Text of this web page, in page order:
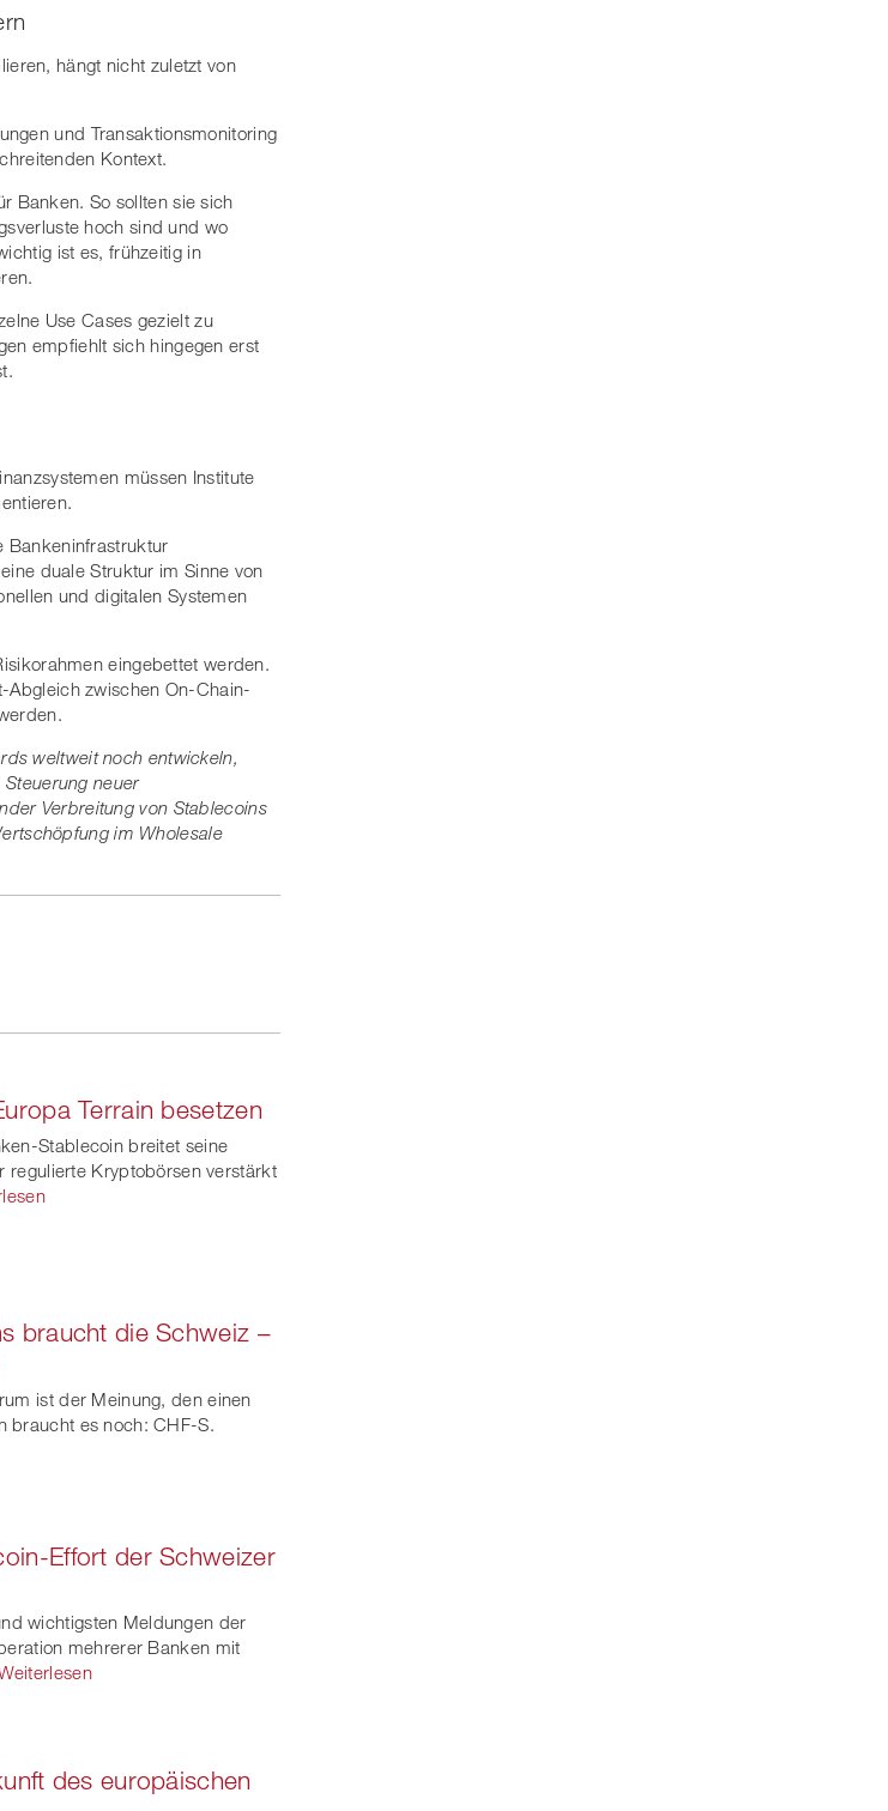
hängt nicht zuletzt von
und Transaktionsmonitoring
Kontext.
Banken. So sollten sie sich
hoch sind und wo
ist es, frühzeitig in
Use Cases gezielt zu
empfiehlt sich hingegen erst
müssen Institute
Bankeninfrastruktur
duale Struktur im Sinne von
und digitalen Systemen
eingebettet werden.
Abgleich zwischen On-Chain-
weltweit noch entwickeln,
neuer
Verbreitung von Stablecoins
im Wholesale
Terrain besetzen
Stablecoin breitet seine
regulierte Kryptobörsen verstärkt
braucht die Schweiz –
ist der Meinung, den einen
braucht es noch: CHF-S.
Effort der Schweizer
wichtigsten Meldungen der
mehrerer Banken mit
des europäischen